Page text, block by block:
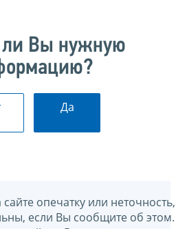
Вы нужную
Да
опечатку или неточность,
если Вы сообщите об этом.